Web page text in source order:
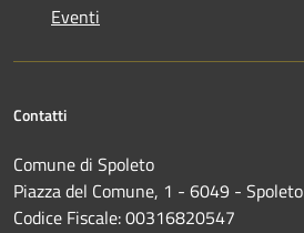
Eventi
Contatti
Comune di Spoleto
Piazza del Comune, 1 - 6049 - Spoleto
Codice Fiscale: 00316820547